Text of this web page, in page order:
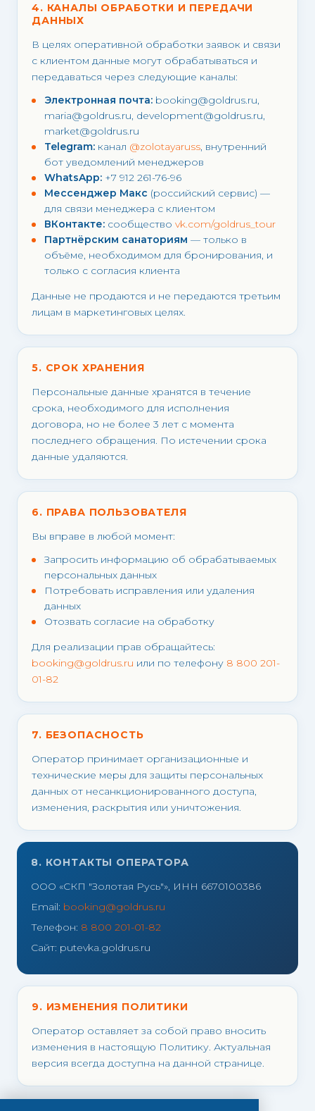
4. КАНАЛЫ ОБРАБОТКИ И ПЕРЕДАЧИ
ДАННЫХ
В целях оперативной обработки заявок и связи
с клиентом данные могут обрабатываться и
передаваться через следующие каналы:
Электронная почта: booking@goldrus.ru,
maria@goldrus.ru, development@goldrus.ru,
market@goldrus.ru
Telegram: канал @zolotayaruss, внутренний
бот уведомлений менеджеров
WhatsApp: +7 912 261-76-96
Мессенджер Макс (российский сервис) —
для связи менеджера с клиентом
ВКонтакте: сообщество vk.com/goldrus_tour
Партнёрским санаториям — только в
объёме, необходимом для бронирования, и
только с согласия клиента
Данные не продаются и не передаются третьим
лицам в маркетинговых целях.
5. СРОК ХРАНЕНИЯ
Персональные данные хранятся в течение
срока, необходимого для исполнения
договора, но не более 3 лет с момента
последнего обращения. По истечении срока
данные удаляются.
6. ПРАВА ПОЛЬЗОВАТЕЛЯ
Вы вправе в любой момент:
Запросить информацию об обрабатываемых
персональных данных
Потребовать исправления или удаления
данных
Отозвать согласие на обработку
Для реализации прав обращайтесь:
booking@goldrus.ru или по телефону 8 800 201-
01-82
7. БЕЗОПАСНОСТЬ
Оператор принимает организационные и
технические меры для защиты персональных
данных от несанкционированного доступа,
изменения, раскрытия или уничтожения.
8. КОНТАКТЫ ОПЕРАТОРА
ООО «СКП "Золотая Русь"», ИНН 6670100386
Email: booking@goldrus.ru
Телефон: 8 800 201-01-82
Сайт: putevka.goldrus.ru
9. ИЗМЕНЕНИЯ ПОЛИТИКИ
Оператор оставляет за собой право вносить
изменения в настоящую Политику. Актуальная
версия всегда доступна на данной странице.